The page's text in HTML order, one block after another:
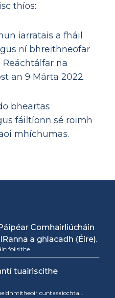
thíos:
iarratais a fháil
ní bhreithneofar
na
an 9 Márta 2022.
bheartas
fáiltíonn sé roimh
mhíchumas.
Comhairliúcháin
a ghlacadh (Éire).
foilsithe…
tuairiscithe
cuntasaíochta…